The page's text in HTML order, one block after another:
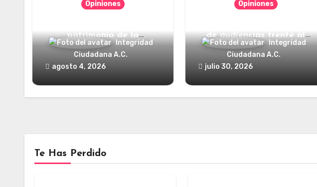
Opiniones
patrimonio de la
humanidadIntegridad
Ciudadana A.C.
agosto 4, 2026
Opiniones
de audiencias frente al
poder?Integridad
Ciudadana A.C.
julio 30, 2026
Te Has Perdido